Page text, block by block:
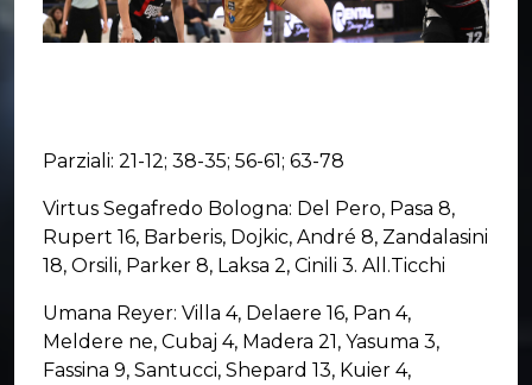
Parziali: 21-12; 38-35; 56-61; 63-78
Virtus Segafredo Bologna: Del Pero, Pasa 8,
Rupert 16, Barberis, Dojkic, André 8, Zandalasini
18, Orsili, Parker 8, Laksa 2, Cinili 3. All.Ticchi
Umana Reyer: Villa 4, Delaere 16, Pan 4,
Meldere ne, Cubaj 4, Madera 21, Yasuma 3,
Fassina 9, Santucci, Shepard 13, Kuier 4,